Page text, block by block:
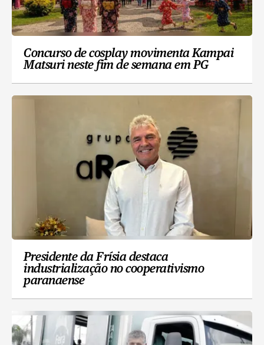
Concurso de cosplay movimenta Kampai
Matsuri neste fim de semana em PG
Presidente da Frísia destaca
industrialização no cooperativismo
paranaense